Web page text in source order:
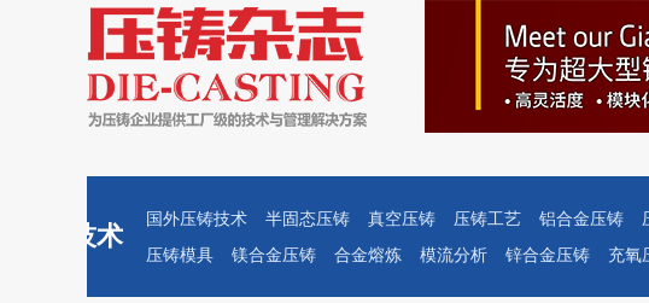
技术
国外压铸技术 半固态压铸 真空压铸 压铸工艺 铝合金压铸
压铸模具
镁合金压铸 合金熔炼 模流分析 锌合金压铸 充氧